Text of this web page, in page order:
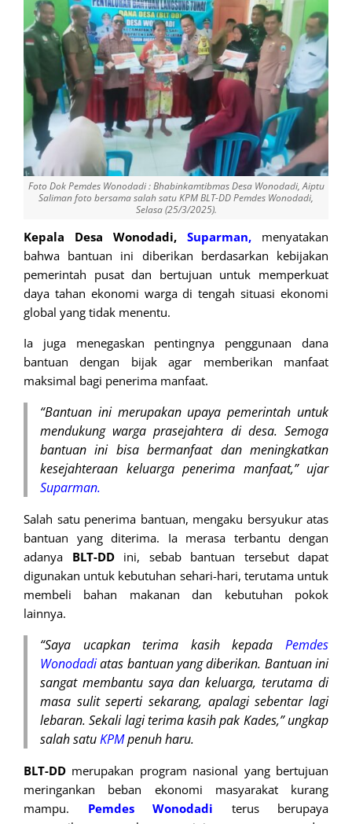
Foto Dok Pemdes Wonodadi : Bhabinkamtibmas Desa Wonodadi, Aiptu
Saliman foto bersama salah satu KPM BLT-DD Pemdes Wonodadi,
Selasa (25/3/2025).
Kepala Desa Wonodadi, Suparman, menyatakan
bahwa bantuan ini diberikan berdasarkan kebijakan
pemerintah pusat dan bertujuan untuk memperkuat
daya tahan ekonomi warga di tengah situasi ekonomi
global yang tidak menentu.
Ia juga menegaskan pentingnya penggunaan dana
bantuan dengan bijak agar memberikan manfaat
maksimal bagi penerima manfaat.
“Bantuan ini merupakan upaya pemerintah untuk
mendukung warga prasejahtera di desa. Semoga
bantuan ini bisa bermanfaat dan meningkatkan
kesejahteraan keluarga penerima manfaat,” ujar
Suparman.
Salah satu penerima bantuan, mengaku bersyukur atas
bantuan yang diterima. Ia merasa terbantu dengan
adanya BLT-DDini, sebab bantuan tersebut dapat
digunakan untuk kebutuhan sehari-hari, terutama untuk
membeli bahan makanan dan kebutuhan pokok
lainnya.
“Saya ucapkan terima kasih kepada Pemdes
Wonodadiatas bantuan yang diberikan. Bantuan ini
sangat membantu saya dan keluarga, terutama di
masa sulit seperti sekarang, apalagi sebentar lagi
lebaran. Sekali lagi terima kasih pak Kades,” ungkap
salah satuKPMpenuh haru.
BLT-DD merupakan program nasional yang bertujuan
meringankan beban ekonomi masyarakat kurang
mampu. Pemdes Wonodadi terus berupaya